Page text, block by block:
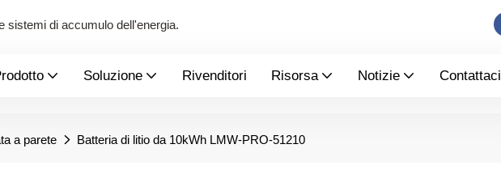
sistemi di accumulo dell'energia.
Soluzione Rivenditori Risorsa Notizie Contattaci
a parete Batteria di litio da 10kWh LMW-PRO-51210